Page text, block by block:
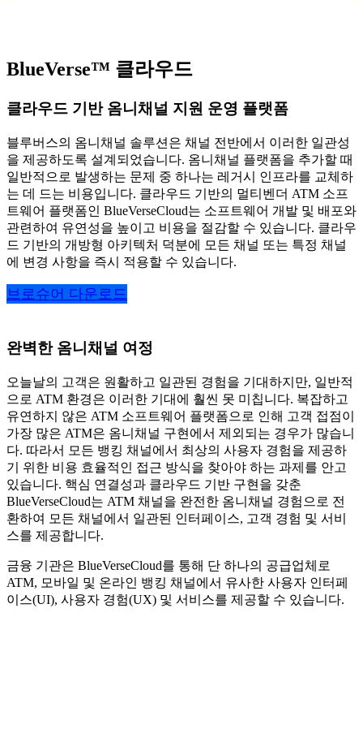
BlueVerse™ 클라우드
클라우드 기반 옴니채널 지원 운영 플랫폼
블루버스의 옴니채널 솔루션은 채널 전반에서 이러한 일관성
을 제공하도록 설계되었습니다. 옴니채널 플랫폼을 추가할 때
일반적으로 발생하는 문제 중 하나는 레거시 인프라를 교체하
는 데 드는 비용입니다. 클라우드 기반의 멀티벤더 ATM 소프
트웨어 플랫폼인 BlueVerseCloud는 소프트웨어 개발 및 배포와
관련하여 유연성을 높이고 비용을 절감할 수 있습니다. 클라우
드 기반의 개방형 아키텍처 덕분에 모든 채널 또는 특정 채널
에 변경 사항을 즉시 적용할 수 있습니다.
브로슈어 다운로드
완벽한 옴니채널 여정
오늘날의 고객은 원활하고 일관된 경험을 기대하지만, 일반적
으로 ATM 환경은 이러한 기대에 훨씬 못 미칩니다. 복잡하고
유연하지 않은 ATM 소프트웨어 플랫폼으로 인해 고객 접점이
가장 많은 ATM은 옴니채널 구현에서 제외되는 경우가 많습니
다. 따라서 모든 뱅킹 채널에서 최상의 사용자 경험을 제공하
기 위한 비용 효율적인 접근 방식을 찾아야 하는 과제를 안고
있습니다. 핵심 연결성과 클라우드 기반 구현을 갖춘
BlueVerseCloud는 ATM 채널을 완전한 옴니채널 경험으로 전
환하여 모든 채널에서 일관된 인터페이스, 고객 경험 및 서비
스를 제공합니다.
금융 기관은 BlueVerseCloud를 통해 단 하나의 공급업체로
ATM, 모바일 및 온라인 뱅킹 채널에서 유사한 사용자 인터페
이스(UI), 사용자 경험(UX) 및 서비스를 제공할 수 있습니다.